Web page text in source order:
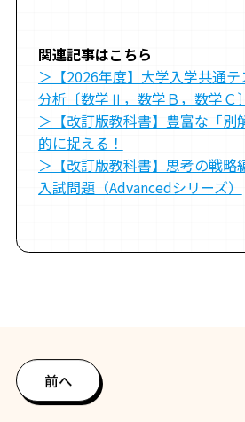
関連記事はこちら
＞【2026年度】大学入学共通
分析〔数学Ⅱ，数学Ｂ，数学Ｃ〕
＞【改訂版教科書】豊富な「別
的に捉える！
＞【改訂版教科書】思考の戦略
入試問題（Advancedシリーズ）
前へ